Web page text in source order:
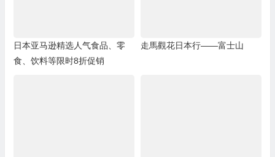
日本亚马逊精选人气食品、零
食、饮料等限时8折促销
走馬觀花日本行——富士山